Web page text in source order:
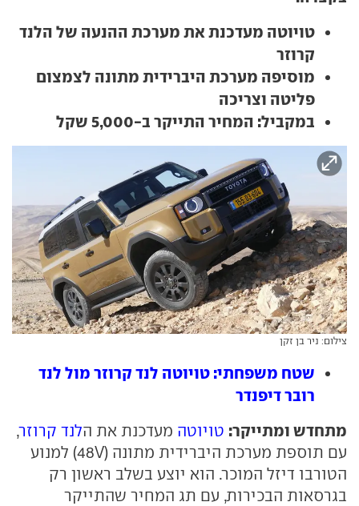
טויוטה מעדכנת את מערכת ההנעה של הלנד
קרוזר
מוסיפה מערכת היברידית מתונה לצמצום
פליטה וצריכה
במקביל: המחיר התייקר ב-5,000 שקל
צילום: ניר בן זקן
שטח משפחתי: טויוטה לנד קרוזר מול לנד
רובר דיפנדר
מתחדש ומתייקר: טויוטה מעדכנת את הלנד קרוזר,
עם תוספת מערכת היברידית מתונה (48V) למנוע
הטורבו דיזל המוכר. הוא יוצע בשלב ראשון רק
בגרסאות הבכירות, עם תג המחיר שהתייקר